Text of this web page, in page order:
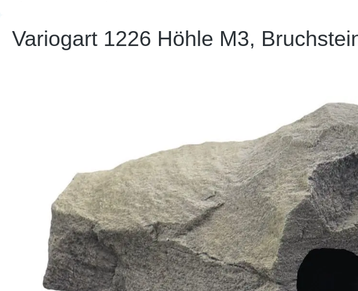
Variogart 1226 Höhle M3,